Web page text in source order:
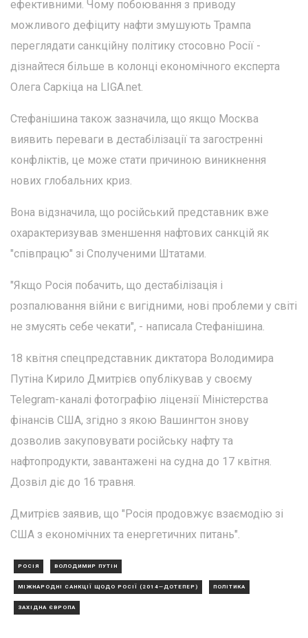
ефективними. Чому побоювання з приводу
можливого дефіциту нафти змушують Трампа
переглядати санкційну політику стосовно Росії -
дізнайтеся більше в колонці економічного експерта
Олега Саркіца на LIGA.net.
Стефанішина також зазначила, що якщо Москва
виявить переваги в дестабілізації та загостренні
конфліктів, це може стати причиною виникнення
нових глобальних криз.
Вона відзначила, що російський представник вже
охарактеризував зменшення нафтових санкцій як
"співпрацю" зі Сполученими Штатами.
"Якщо Росія побачить, що дестабілізація і
розпалювання війни є вигідними, нові проблеми у світі
не змусять себе чекати", - написала Стефанішина.
18 квітня спецпредставник диктатора Володимира
Путіна Кирило Дмитрієв опублікував у своєму
Telegram-каналі фотографію ліцензії Міністерства
фінансів США, згідно з якою Вашингтон знову
дозволив закуповувати російську нафту та
нафтопродукти, завантажені на судна до 17 квітня.
Дозвіл діє до 16 травня.
Дмитрієв заявив, що "Росія продовжує взаємодію зі
США з економічних та енергетичних питань".
РОСІЯ ВОЛОДИМИР ПУТІН
МІЖНАРОДНІ САНКЦІЇ ЩОДО РОСІЇ (2014—ДОТЕПЕР) ПОЛІТИКА
ЗАХІДНА ЄВРОПА